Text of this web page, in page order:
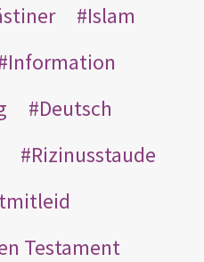
Islam
Information
Deutsch
Rizinusstaude
Testament